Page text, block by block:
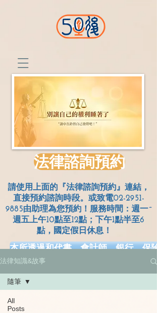
法律諮詢預約
本所透過和代書、會計師、銀行、保
富網、幸福熟齡、早安健康、工
請使用上面的『法律諮詢預約』連結，
直接預約諮詢時段。或致電02-2951-
9885由助理為您預約！服務時間：週一~
週五上午10點至12點；
下午1點半至6
點，國定假日休息！
法律知識&故事
All
Posts
隨筆